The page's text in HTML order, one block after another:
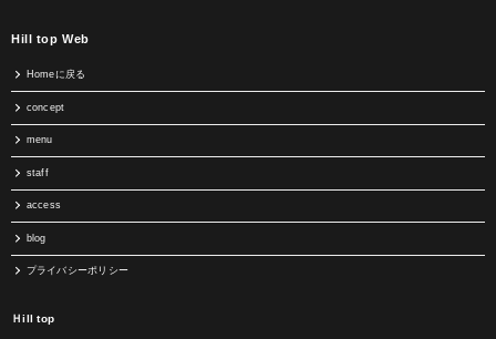
Hill top Web
Homeに戻る
concept
menu
staff
access
blog
プライバシーポリシー
Ｈill top